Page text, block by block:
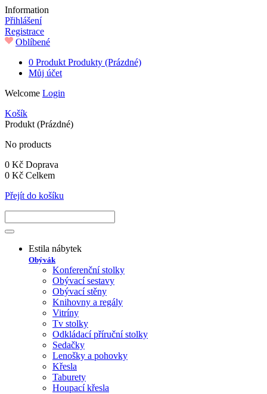
Information
Přihlášení
Registrace
Oblíbené
0 Produkt Produkty (Prázdné)
Můj účet
Welcome Login
Košík
Produkt (Prázdné)
No products
0 Kč Doprava
0 Kč Celkem
Přejít do košíku
Estila nábytek
Obývák
Konferenční stolky
Obývací sestavy
Obývací stěny
Knihovny a regály
Vitríny
Tv stolky
Odkládací příruční stolky
Sedačky
Lenošky a pohovky
Křesla
Taburety
Houpací křesla